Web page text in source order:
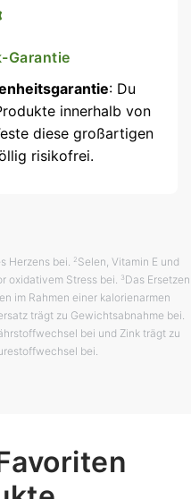
Garantie
: Du
innerhalb von
diese großartigen
risikofrei.
Herzens bei. 2 Selen, Vitamin E und
oxidativem Stress bei.
3 Das Ersetzen
im Rahmen einer kalorienarmen
trägt zu Gewichtsabnahme bei.
bei und Zink trägt zu
bei.